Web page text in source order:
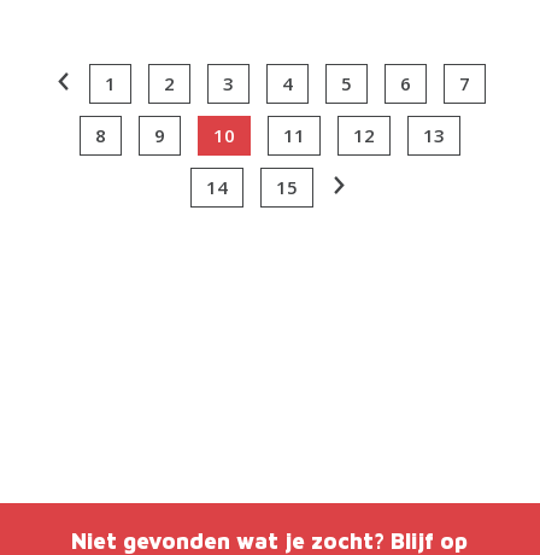
1 2 3 4 5 6 7
8 9 10 11 12 13
14 15
Niet gevonden wat je zocht? Blijf op